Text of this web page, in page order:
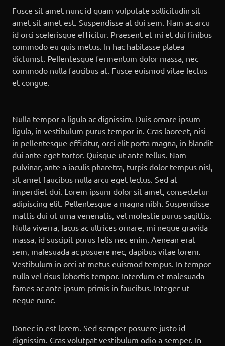
Fusce sit amet nunc id quam vulputate sollicitudin sit
amet sit amet est. Suspendisse at dui sem. Nam ac arcu
id orci scelerisque efficitur. Praesent et mi et dui finibus
commodo eu quis metus. In hac habitasse platea
dictumst. Pellentesque fermentum dolor massa, nec
commodo nulla faucibus at. Fusce euismod vitae lectus
et congue.
Nulla tempor a ligula ac dignissim. Duis ornare ipsum
ligula, in vestibulum purus tempor in. Cras laoreet, nisi
in pellentesque efficitur, orci elit porta magna, in blandit
dui ante eget tortor. Quisque ut ante tellus. Nam
pulvinar, ante a iaculis pharetra, turpis dolor tempus nisl,
sit amet faucibus nulla arcu eget lectus. Sed at
imperdiet dui. Lorem ipsum dolor sit amet, consectetur
adipiscing elit. Pellentesque a magna nibh. Suspendisse
mattis dui ut urna venenatis, vel molestie purus sagittis.
Nulla viverra, lacus ac ultrices ornare, mi neque gravida
massa, id suscipit purus felis nec enim. Aenean erat
sem, malesuada ac posuere nec, dapibus vitae lorem.
Vestibulum in orci at metus euismod tempus. In tempor
nulla vel risus lobortis tempor. Interdum et malesuada
fames ac ante ipsum primis in faucibus. Integer ut
neque nunc.
Donec in est lorem. Sed semper posuere justo id
dignissim. Cras volutpat vestibulum odio a semper. In